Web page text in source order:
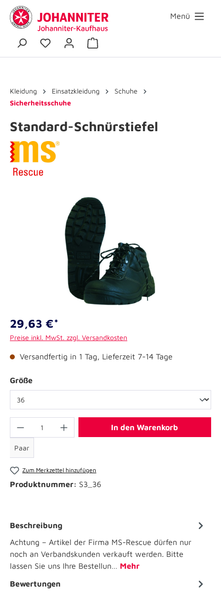
Menü
Kleidung Einsatzkleidung
Schuhe
Sicherheitsschuhe
Standard-Schnürstiefel
29,63 €*
Preise inkl. MwSt. zzgl. Versandkosten
Versandfertig in 1 Tag, Lieferzeit 7-14 Tage
Größe
Paar
In den Warenkorb
Zum Merkzettel hinzufügen
Produktnummer: S3_36
Beschreibung
Achtung – Artikel der Firma MS-Rescue dürfen nur
noch an Verbandskunden verkauft werden. Bitte
lassen Sie uns Ihre Bestellun… Mehr
Bewertungen